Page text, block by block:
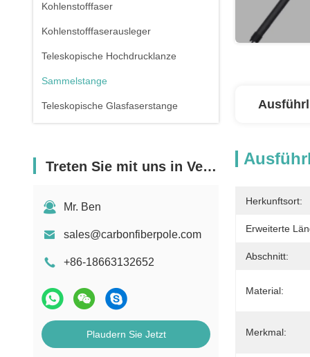
Kohlenstofffaser
Kohlenstofffaserausleger
Teleskopische Hochdrucklanze
Sammelstange
Teleskopische Glasfaserstange
Treten Sie mit uns in Verbindung
Mr. Ben
sales@carbonfiberpole.com
+86-18663132652
Plaudern Sie Jetzt
Herkunftsort:
Erweiterte
Abschnitt:
Material:
Merkmal: